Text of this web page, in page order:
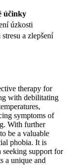
účinky
úzkosti
a zlepšení
therapy for
with debilitating
symptoms of
With further
be a valuable
phobia. It is
support for
a unique and